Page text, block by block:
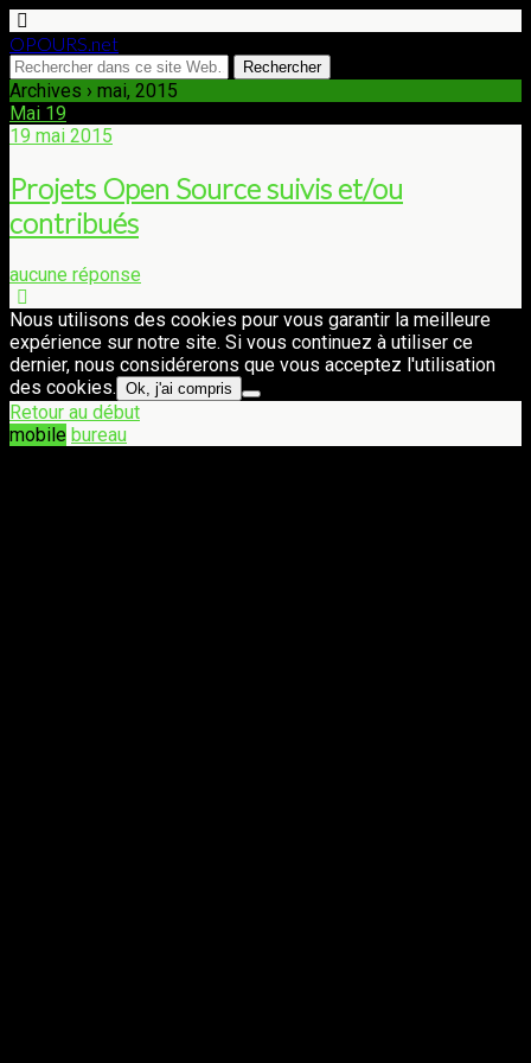
OPOURS.net
Archives › mai, 2015
Mai 19
19 mai 2015
Projets Open Source suivis et/ou
contribués
aucune réponse
Nous utilisons des cookies pour vous garantir la meilleure
expérience sur notre site. Si vous continuez à utiliser ce
dernier, nous considérerons que vous acceptez l'utilisation
des cookies. Ok, j'ai compris
Retour au début
mobile bureau